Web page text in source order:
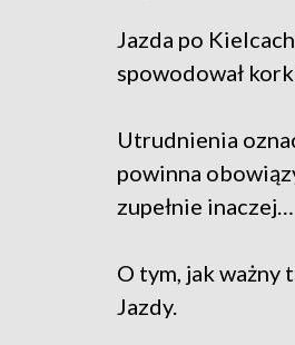
Jazda po
spowodował
Utrudnienia
powinna
zupełnie inaczej…
O tym, jak ważny
Jazdy.